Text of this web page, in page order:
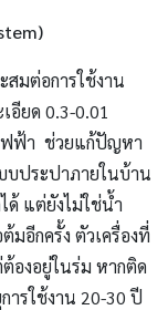
มต่อการใช้งาน
อียด 0.3-0.01
ฟฟ้า ช่วยแก้ปัญหา
บประปาภายในบ้าน
ด้ แต่ยังไม่ใช่น้ำ
มอีกครั้ง ตัวเครื่องที่
องอยู่ในร่ม หากติด
ารใช้งาน 20-30 ปี